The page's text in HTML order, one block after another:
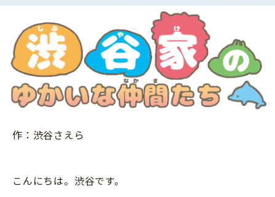
年中
年長
小学1年生
小学2年生
小学3年生
小学4年生
小学5年生
小学6年生
こそだてニュース
イベント
ニュース
そだち＆まなび
ワーク・ドリル
幼稚園・保育園
小学校
教育・学習
こそだて生活
ファッション・美容
トラブル
こそだてマンガ
作：渋谷さえら
こんにちは。渋谷です。